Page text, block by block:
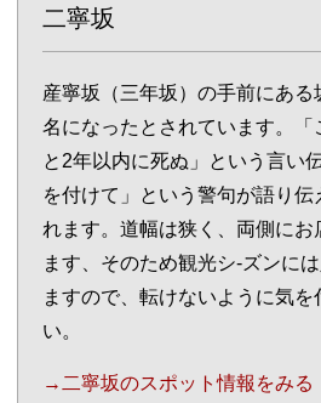
二寧坂
産寧坂（三年坂）の手前にあ
名になったとされています。「
と2年以内に死ぬ」という言い
を付けて」という警句が語り
れます。道幅は狭く、両側にお
ます、そのため観光シ-ズンに
ますので、転けないように気を
い。
→二寧坂のスポット情報をみる